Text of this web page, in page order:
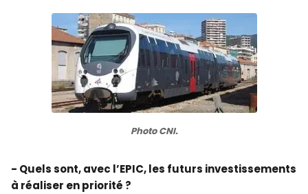
Photo CNI.
- Quels sont, avec l’EPIC, les futurs investissements
à réaliser en priorité ?